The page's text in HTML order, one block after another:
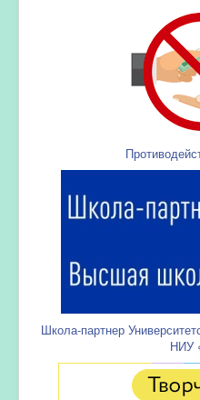
Школа-партнер
НИУ